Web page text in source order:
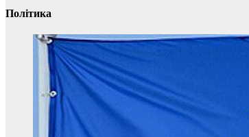
Політика